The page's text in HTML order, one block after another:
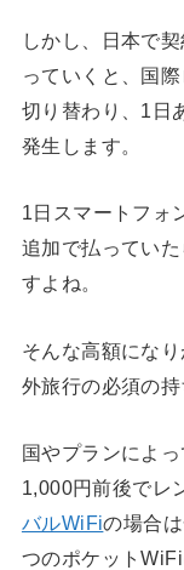
しかし、日本で
っていくと、国
切り替わり、1日
発生します。
1日スマートフォ
追加で払ってい
すよね。
そんな高額にな
外旅行の必須の
国やプランによ
1,000円前後でレ
バルWiFiの場合
つのポケット